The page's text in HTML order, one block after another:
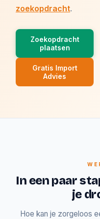
zoekopdracht.
Zoekopdracht
plaatsen
Gratis Import
Advies
In een paar
je
Hoe kan je zorgeloos